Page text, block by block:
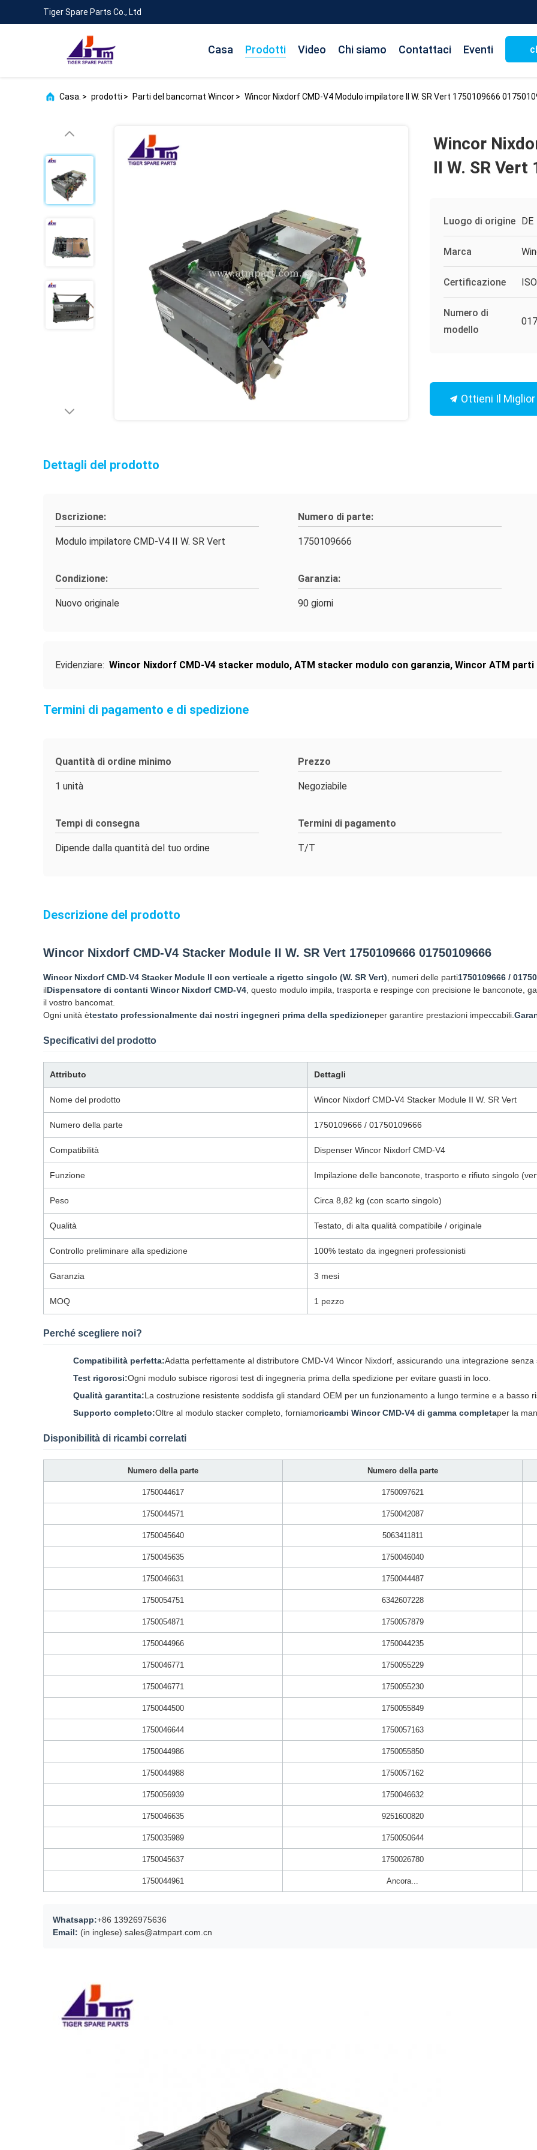
Tiger Spare Parts Co., Ltd
Casa Prodotti Video Chi siamo Contattaci Eventi
Casa. > prodotti > Parti del bancomat Wincor> Wincor Nixdorf CMD-V4 Modulo impilatore II W. SR Vert 1750109666
Wincor
II W. SR
Luogo di origine DE
Marca
Certificazione
Numero di
modello
Ottieni Il Miglior
Dettagli del prodotto
Dscrizione:
Modulo impilatore CMD-V4 II W. SR Vert
Numero di parte:
1750109666
Condizione:
Nuovo originale
Garanzia:
90 giorni
Evidenziare: Wincor Nixdorf CMD-V4 stacker modulo, ATM stacker modulo con garanzia, Wincor ATM parti
Termini di pagamento e di spedizione
Quantità di ordine minimo
1 unità
Prezzo
Negoziabile
Tempi di consegna
Dipende dalla quantità del tuo ordine
Termini di pagamento
T/T
Descrizione del prodotto
Wincor Nixdorf CMD-V4 Stacker Module II W. SR Vert 1750109666 01750109666
Wincor Nixdorf CMD-V4 Stacker Module II con verticale a rigetto singolo (W. SR Vert) , numeri delle parti1750109666 /
ilDispensatore di contanti Wincor Nixdorf CMD-V4 , questo modulo impila, trasporta e respinge con precisione le banconote,
il vostro bancomat.
Ogni unità ètestato professionalmente dai nostri ingegneri prima della spedizioneper garantire prestazioni impeccabili.
Specificativi del prodotto
Attributo Dettagli
Nome del prodotto Wincor Nixdorf CMD-V4 Stacker Module II W. SR Vert
Numero della parte 1750109666 / 01750109666
Compatibilità Dispenser Wincor Nixdorf CMD-V4
Funzione Impilazione delle banconote, trasporto e rifiuto singolo
Peso Circa 8,82 kg (con scarto singolo)
Qualità Testato, di alta qualità compatibile / originale
Controllo preliminare alla spedizione 100% testato da ingegneri professionisti
Garanzia 3 mesi
MOQ 1 pezzo
Perché scegliere noi?
Compatibilità perfetta:Adatta perfettamente al distributore CMD-V4 Wincor Nixdorf, assicurando una integrazione senza
Test rigorosi:Ogni modulo subisce rigorosi test di ingegneria prima della spedizione per evitare guasti in loco.
Qualità garantita:La costruzione resistente soddisfa gli standard OEM per un funzionamento a lungo termine e a basso
Supporto completo:Oltre al modulo stacker completo, forniamoricambi Wincor CMD-V4 di gamma completaper la
Disponibilità di ricambi correlati
Numero della parte Numero della parte
1750044617 1750097621
1750044571 1750042087
1750045640 5063411811
1750045635 1750046040
1750046631 1750044487
1750054751 6342607228
1750054871 1750057879
1750044966 1750044235
1750046771 1750055229
1750046771 1750055230
1750044500 1750055849
1750046644 1750057163
1750044986 1750055850
1750044988 1750057162
1750056939 1750046632
1750046635 9251600820
1750035989 1750050644
1750045637 1750026780
1750044961 Ancora...
Whatsapp:+86 13926975636
Email: (in inglese) sales@atmpart.com.cn